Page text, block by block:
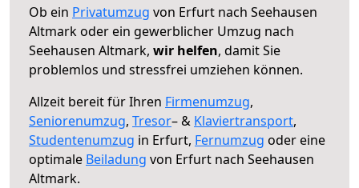
Ob ein Privatumzug von Erfurt nach Seehausen
Altmark oder ein gewerblicher Umzug nach
Seehausen Altmark, wir helfen, damit Sie
problemlos und stressfrei umziehen können.
Allzeit bereit für Ihren Firmenumzug,
Seniorenumzug, Tresor– & Klaviertransport,
Studentenumzug in Erfurt, Fernumzug oder eine
optimale Beiladung von Erfurt nach Seehausen
Altmark.